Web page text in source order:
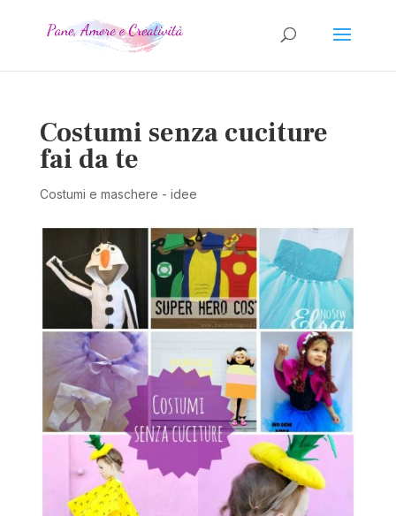
Costumi senza cuciture
fai da te
Costumi e maschere - idee